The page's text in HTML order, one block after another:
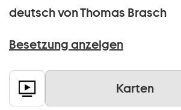
deutsch von Thomas Brasch
Besetzung anzeigen
Karten